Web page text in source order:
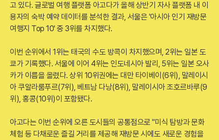
고 있다. 글로벌 여행 플랫폼 아고다가 올해 상반기 자사 플랫폼 내 이
용자의 숙박 예약 데이터를 분석한 결과, 서울은 '아시아 인기 재방문
여행지 Top 10' 중 3위를 차지했다.
이번 순위에서 1위는 태국의 수도 방콕이 차지했으며, 2위는 일본 도
쿄가 기록했다. 서울에 이어 4위는 인도네시아 발리, 5위는 일본 오사
카가 이름을 올렸다. 상위 10위권에는 대만 타이베이(6위), 말레이시
아 쿠알라룸푸르(7위), 베트남 다낭(8위), 말레이시아 조호르바루(9
위), 홍콩(10위)이 포함됐다.
아고다는 이번 순위에 오른 도시들의 공통점으로 "미식 탐방과 문화
체험 등 다채로운 즐길 거리를 제공해 재방문 시에도 새로운 경험을